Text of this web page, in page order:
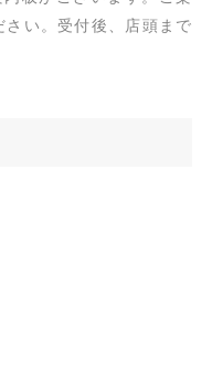
い。受付後、店頭まで